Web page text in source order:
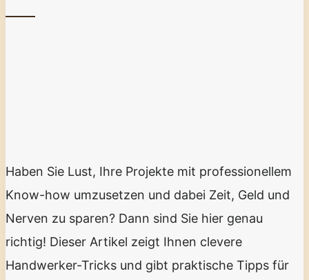
Haben Sie Lust, Ihre Projekte mit professionellem
Know-how umzusetzen und dabei Zeit, Geld und
Nerven zu sparen? Dann sind Sie hier genau
richtig! Dieser Artikel zeigt Ihnen clevere
Handwerker-Tricks und gibt praktische Tipps für